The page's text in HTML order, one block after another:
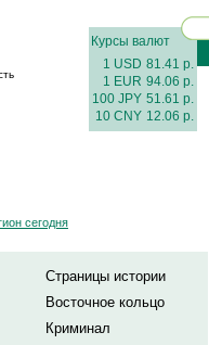
Курсы валют
1 USD 81.41 р.
1 EUR 94.06 р.
100 JPY 51.61 р.
10 CNY 12.06 р.
сегодня
Страницы истории
Восточное кольцо
Криминал